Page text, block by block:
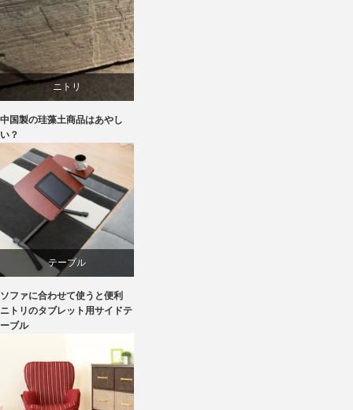
椅子
ニトリ
マーケティング
中国製の珪藻土商品はあやし
い？
テーブル
ニトリ
ソファに合わせて使うと便利
ニトリのタブレット用サイドテ
ーブル